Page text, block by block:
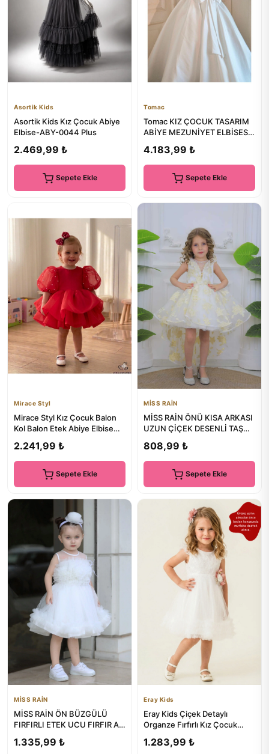
Asortik Kids
Asortik Kids Kız Çocuk Abiye
Elbise-ABY-0044 Plus
2.469,99 ₺
Sepete Ekle
Tomac
Tomac KIZ ÇOCUK TASARIM
ABİYE MEZUNİYET ELBİSESİ
4.183,99 ₺
Sepete Ekle
Mirace Styl
Mirace Styl Kız Çocuk Balon
Kol Balon Etek Abiye Elbise
2.241,99 ₺
Sepete Ekle
MİSS RAİN
MİSS RAİN ÖNÜ KISA ARKASI
UZUN ÇİÇEK DESENLİ TAŞ
ELBİSE
808,99 ₺
Sepete Ekle
MİSS RAİN
MİSS RAİN ÖN BÜZGÜLÜ
FIRFIRLI ETEK UCU FIRFIR A
ELBİSE
1.335,99 ₺
Eray Kids
Eray Kids Çiçek Detaylı
Organze Fırfırlı Kız Çocuk
1.283,99 ₺